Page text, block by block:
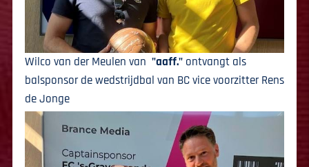
Wilco van der Meulen van "aaff." ontvangt als
balsponsor de wedstrijdbal van BC vice voorzitter Rens
de Jonge